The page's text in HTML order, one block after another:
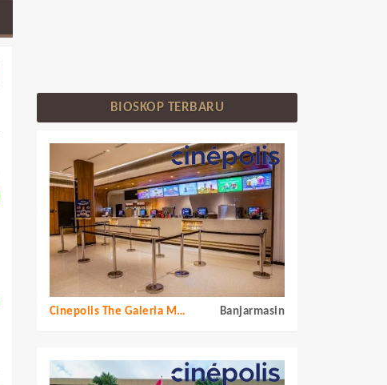
BIOSKOP TERBARU
Cinepolis The Galeria Mall Banjarmasin